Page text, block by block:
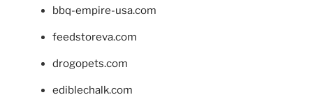
bbq-empire-usa.com
feedstoreva.com
drogopets.com
ediblechalk.com